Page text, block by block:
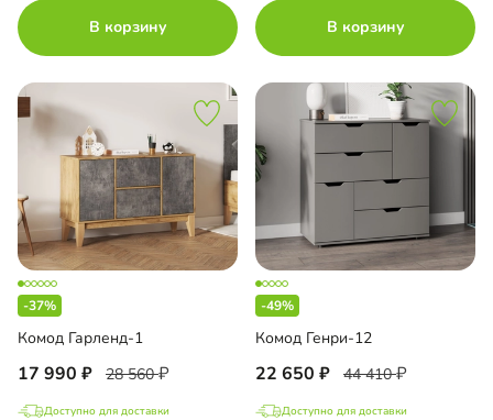
В корзину В корзину
-37%
Комод Гарленд-1
17 990 28 560
Доступно для доставки
-49%
Комод Генри-12
22 650 44 410
Доступно для доставки